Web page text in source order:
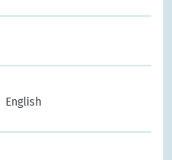
English